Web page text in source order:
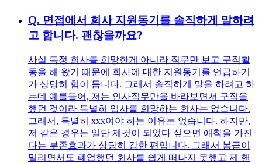
Q. 면접에서 회사 지원동기를 솔직하게 말하려
고 합니다. 괜찮을까요?
사실 특정 회사를 희망한게 아니라 직무만 보고 구직활
동을 해 왔기 때문에 회사에 대한 지원동기를 언급하기
가 상당히 힘이 듭니다. 그래서 솔직하게 말을 하려고 하
는데 예를들어, 저는 인사직무만을 바라보면서 구직을
했던 것이라 특별히 입사를 희망하는 회사는 없습니다.
그래서, 특별히 xxx여야 하는 이유는 없습니다. 하지만,
저 같은 경우는 일단 제것이 되었다 싶으면 애착을 가진
다는 부존효과가 상당히 강한 편입니다. 그래서 봉급이
밀리면서도 폐업했던 회사를 쉽게 떠나지 못했고 제 핸